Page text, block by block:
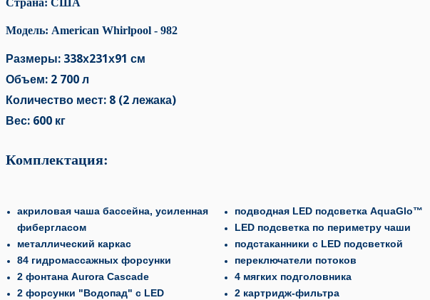
Модель: American Whirlpool - 982
Размеры: 338х231х91 см
Объем: 2 700 л
Количество мест: 8 (2 лежака)
Вес: 600 кг
Комплектация:
акриловая чаша бассейна, усиленная
фибергласом
металлический каркас
84 гидромассажных форсунки
2 фонтана Aurora Cascade
2 форсунки "Водопад" с LED
подводная LED подсветка AquaGlo™
LED подсветка по периметру чаши
подстаканники с LED подсветкой
переключатели потоков
4 мягких подголовника
2 картридж-фильтра